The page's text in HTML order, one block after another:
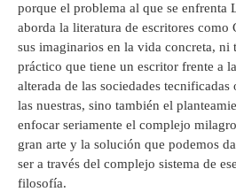
porque el problema al que se enfrenta
aborda la literatura de escritores como
sus imaginarios en la vida concreta, ni
práctico que tiene un escritor frente a
alterada de las sociedades
las nuestras, sino también el
enfocar seriamente el complejo
gran arte y la solución que podemos
ser a través del complejo sistema de
filosofía.